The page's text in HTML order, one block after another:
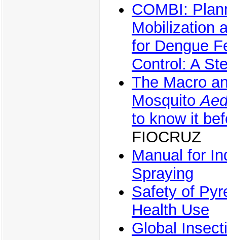
COMBI:
Mobilization
for Dengue
Control: A
The Macro
Mosquito
to know it
FIOCRUZ
Manual for
Spraying
Safety of
Health Use
Global